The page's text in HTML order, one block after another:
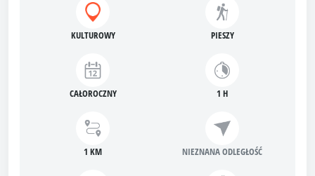
KULTUROWY PIESZY
CAŁOROCZNY 1 H
1 KM NIEZNANA ODLEGŁOŚĆ